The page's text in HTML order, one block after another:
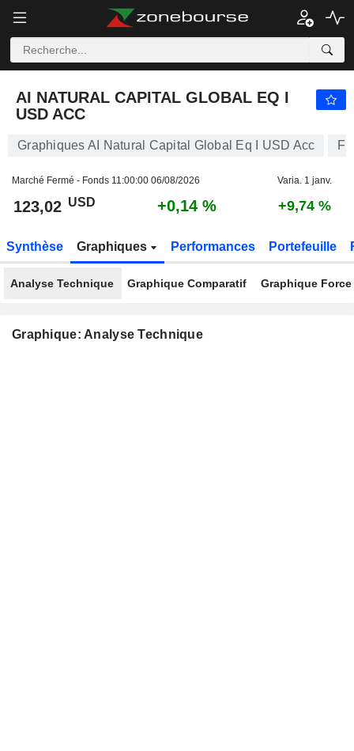
AI NATURAL CAPITAL GLOBAL EQ I
USD ACC
Graphiques AI Natural Capital Global Eq I USD Acc
Marché Fermé - Fonds 11:00:00 06/08/2026 Varia. 1 janv.
123,02 USD +0,14 % +9,74 %
Synthèse Graphiques Performances Portefeuille
Analyse Technique Graphique Comparatif Graphique Force
Graphique: Analyse Technique